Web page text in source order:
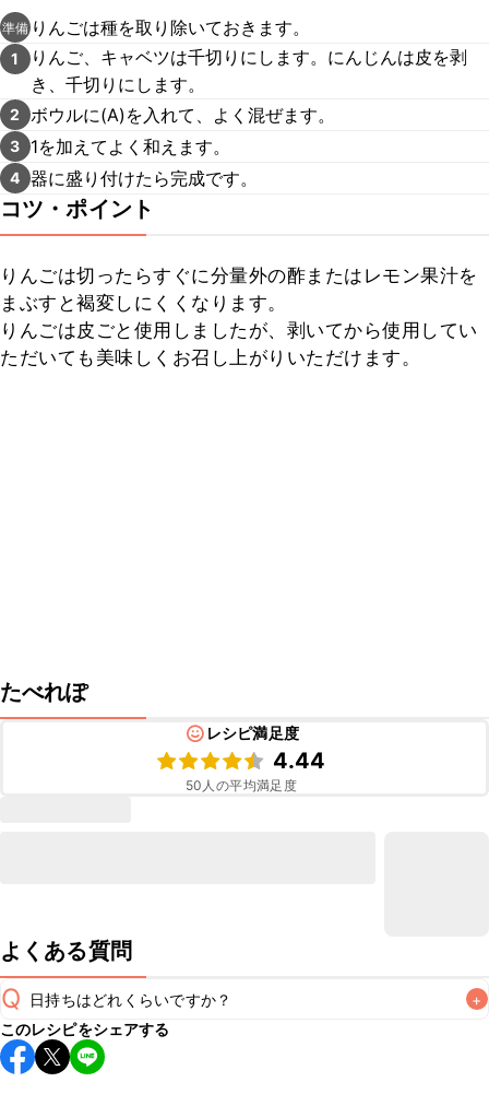
準備 りんごは種を取り除いておきます。
1
りんご、キャベツは千切りにします。にんじんは皮を剥
き、千切りにします。
2 ボウルに(A)を入れて、よく混ぜます。
3 1を加えてよく和えます。
4 器に盛り付けたら完成です。
コツ・ポイント
りんごは切ったらすぐに分量外の酢またはレモン果汁を
まぶすと褐変しにくくなります。
りんごは皮ごと使用しましたが、剥いてから使用してい
ただいても美味しくお召し上がりいただけます。
たべれぽ
レシピ満足度
4.44
50 人の平均満足度
よくある質問
Q 日持ちはどれくらいですか？ +
保存期間は冷蔵で当日中が目安です。なるべくお早めにお召
し上がりください。
このレシピをシェアする